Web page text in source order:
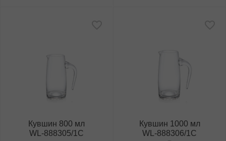
Кувшин 800 мл
WL‑888305/1C
Кувшин 1000 мл
WL‑888306/1C